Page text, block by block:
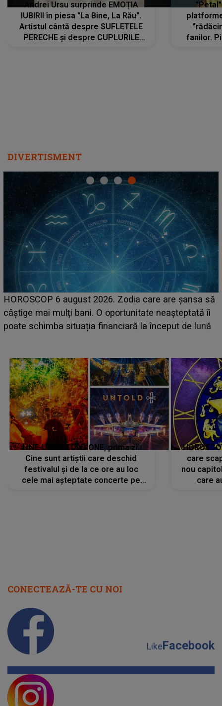
Andrei Ursu surprinde EMOȚIA
IUBIRII în piesa "La Bine, La Rău".
Artistul cântă despre SUFLETELE
PERECHE și despre CUPLURILE
fanilor.
DIVERTISMENT
HOROSCOP 6 august 2026. Zodia care are șansa să
câștige mai mulți bani. O oportunitate neașteptată îi
poate schimba situația financiară la început de lună
LINE-UP UNTOLD ONE, prima zi.
Cine sunt artiștii care deschid
festivalul și de la ce ore au loc
cele mai așteptate concerte pe
care
nou
care
CONECTEAZĂ-TE CU NOI
LikeFacebook